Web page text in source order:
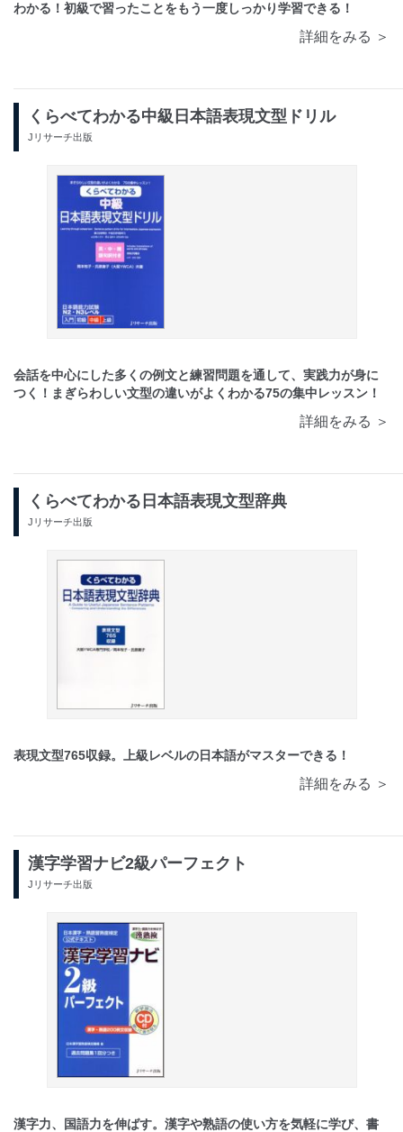
わかる！初級で習ったことをもう一度しっかり学習できる！
詳細をみる ＞
くらべてわかる中級日本語表現文型ドリル
Jリサーチ出版
会話を中心にした多くの例文と練習問題を通して、実践力が身に
つく！まぎらわしい文型の違いがよくわかる75の集中レッスン！
詳細をみる ＞
くらべてわかる日本語表現文型辞典
Jリサーチ出版
表現文型765収録。上級レベルの日本語がマスターできる！
詳細をみる ＞
漢字学習ナビ2級パーフェクト
Jリサーチ出版
漢字力、国語力を伸ばす。漢字や熟語の使い方を気軽に学び、書